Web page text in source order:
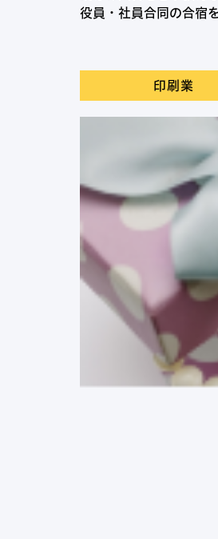
役員・社員合同の合宿
印刷業